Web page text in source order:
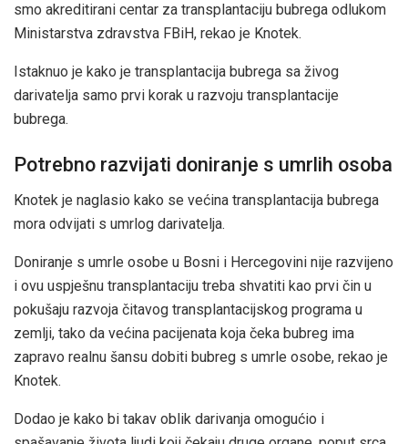
smo akreditirani centar za transplantaciju bubrega odlukom
Ministarstva zdravstva FBiH, rekao je Knotek.
Istaknuo je kako je transplantacija bubrega sa živog
darivatelja samo prvi korak u razvoju transplantacije
bubrega.
Potrebno razvijati doniranje s umrlih osoba
Knotek je naglasio kako se većina transplantacija bubrega
mora odvijati s umrlog darivatelja.
Doniranje s umrle osobe u Bosni i Hercegovini nije razvijeno
i ovu uspješnu transplantaciju treba shvatiti kao prvi čin u
pokušaju razvoja čitavog transplantacijskog programa u
zemlji, tako da većina pacijenata koja čeka bubreg ima
zapravo realnu šansu dobiti bubreg s umrle osobe, rekao je
Knotek.
Dodao je kako bi takav oblik darivanja omogućio i